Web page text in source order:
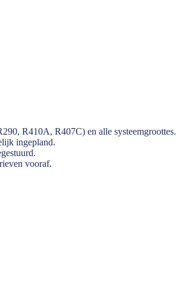
R410A, R407C) en alle systeemgroottes.
ingepland.
vooraf.